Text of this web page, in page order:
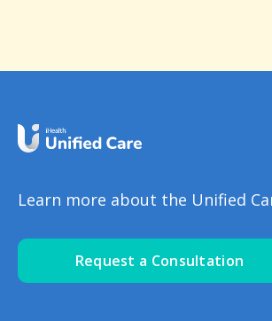
Learn more about the Unified
Request a Consultation